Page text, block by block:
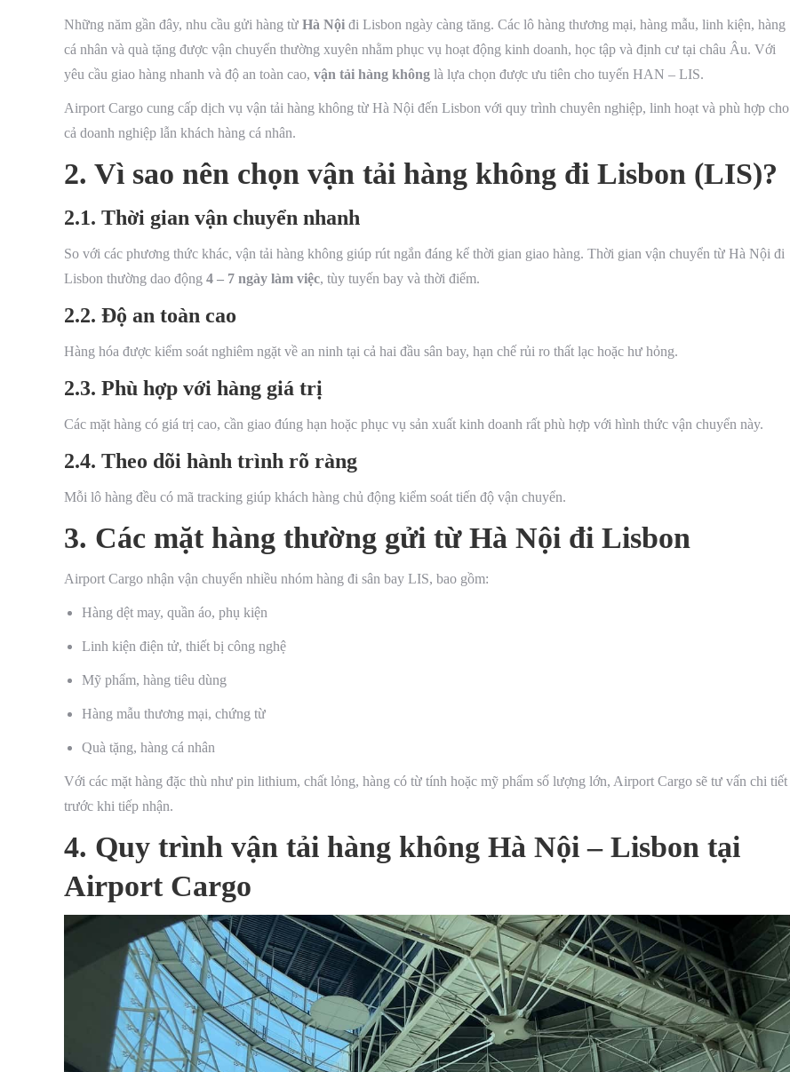
Những năm gần đây, nhu cầu gửi hàng từ Hà Nội đi Lisbon ngày càng tăng. Các lô hàng thương mại, hàng mẫu, linh kiện, hàng
cá nhân và quà tặng được vận chuyển thường xuyên nhằm phục vụ hoạt động kinh doanh, học tập và định cư tại châu Âu. Với
yêu cầu giao hàng nhanh và độ an toàn cao, vận tải hàng không là lựa chọn được ưu tiên cho tuyến HAN – LIS.
Airport Cargo cung cấp dịch vụ vận tải hàng không từ Hà Nội đến Lisbon với quy trình chuyên nghiệp, linh hoạt và phù hợp cho
cả doanh nghiệp lẫn khách hàng cá nhân.
2. Vì sao nên chọn vận tải hàng không đi Lisbon (LIS)?
2.1. Thời gian vận chuyển nhanh
So với các phương thức khác, vận tải hàng không giúp rút ngắn đáng kể thời gian giao hàng. Thời gian vận chuyển từ Hà Nội đi
Lisbon thường dao động 4 – 7 ngày làm việc, tùy tuyến bay và thời điểm.
2.2. Độ an toàn cao
Hàng hóa được kiểm soát nghiêm ngặt về an ninh tại cả hai đầu sân bay, hạn chế rủi ro thất lạc hoặc hư hỏng.
2.3. Phù hợp với hàng giá trị
Các mặt hàng có giá trị cao, cần giao đúng hạn hoặc phục vụ sản xuất kinh doanh rất phù hợp với hình thức vận chuyển này.
2.4. Theo dõi hành trình rõ ràng
Mỗi lô hàng đều có mã tracking giúp khách hàng chủ động kiểm soát tiến độ vận chuyển.
3. Các mặt hàng thường gửi từ Hà Nội đi Lisbon
Airport Cargo nhận vận chuyển nhiều nhóm hàng đi sân bay LIS, bao gồm:
Hàng dệt may, quần áo, phụ kiện
Linh kiện điện tử, thiết bị công nghệ
Mỹ phẩm, hàng tiêu dùng
Hàng mẫu thương mại, chứng từ
Quà tặng, hàng cá nhân
Với các mặt hàng đặc thù như pin lithium, chất lỏng, hàng có từ tính hoặc mỹ phẩm số lượng lớn, Airport Cargo sẽ tư vấn chi tiết
trước khi tiếp nhận.
4. Quy trình vận tải hàng không Hà Nội – Lisbon tại
Airport Cargo